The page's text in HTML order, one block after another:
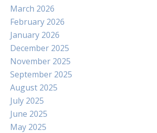
March 2026
February 2026
January 2026
December 2025
November 2025
September 2025
August 2025
July 2025
June 2025
May 2025